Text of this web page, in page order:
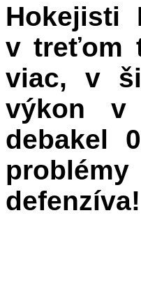
Hokejisti
v treťom
viac, v
výkon v
debakel
defenzíva!